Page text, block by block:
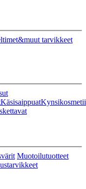
tarvikkeet
Käsisaippuat
Muotoilutuotteet